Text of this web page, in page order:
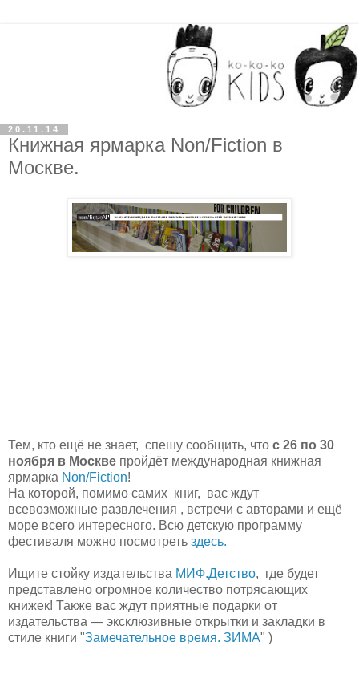
20.11.14
Книжная ярмарка Non/Fiction в
Москве.
Тем, кто ещё не знает, спешу сообщить, что с 26 по 30
ноября в Москве пройдёт международная книжная
ярмарка Non/Fiction!
На которой, помимо самих книг, вас ждут
всевозможные развлечения , встречи с авторами и ещё
море всего интересного. Всю детскую программу
фестиваля можно посмотреть здесь.
Ищите стойку издательства МИФ.Детство, где будет
представлено огромное количество потрясающих
книжек! Также вас ждут приятные подарки от
издательства — эксклюзивные открытки и закладки в
стиле книги "Замечательное время. ЗИМА" )